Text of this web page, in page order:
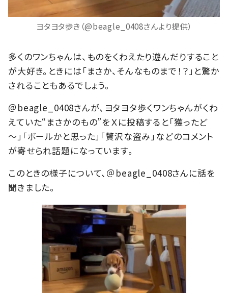
ヨタヨタ歩き（@beagle_0408さんより提供）
多くのワンちゃんは、ものをくわえたり遊んだりすること
が大好き。ときには「まさか、そんなものまで！？」と驚か
されることもあるでしょう。
＠beagle_0408さんが、ヨタヨタ歩くワンちゃんがくわ
えていた“まさかのもの”をＸに投稿すると「獲ったど
～」「ボールかと思った」「贅沢な盗み」などのコメント
が寄せられ話題になっています。
このときの様子について、＠beagle_0408さんに話を
聞きました。